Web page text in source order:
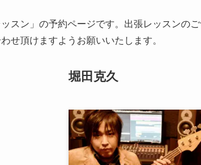
スン」の予約ページです。出張レッスンのご
せ頂けますようお願いいたします。
堀田克久